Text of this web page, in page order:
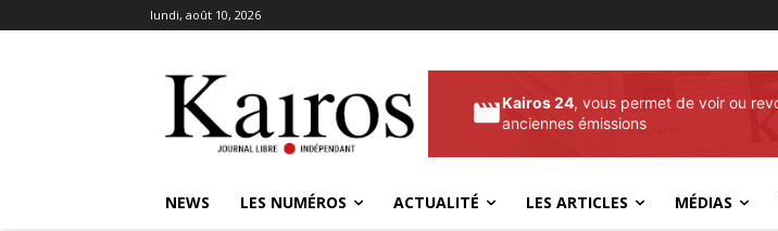
lundi, août 10, 2026
Kairos 24, vous permet de voir ou
anciennes émissions
NEWS LES NUMÉROS ACTUALITÉ LES ARTICLES MÉDIAS